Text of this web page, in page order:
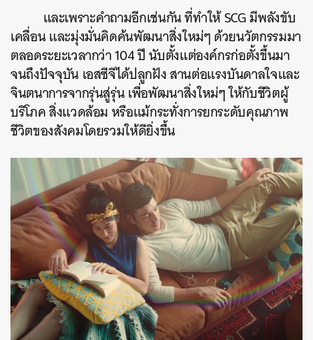
และเพราะคำถามอีกเช่นกัน ที่ทำให้ SCG มีพลังขับ
เคลื่อน และมุ่งมั่นคิดค้นพัฒนาสิ่งใหม่ๆ ด้วยนวัตกรรมมา
ตลอดระยะเวลากว่า 104 ปี นับตั้งแต่องค์กรก่อตั้งขึ้นมา
จนถึงปัจจุบัน เอสซีจีได้ปลูกฝัง สานต่อแรงบันดาลใจและ
จินตนาการจากรุ่นสู่รุ่น เพื่อพัฒนาสิ่งใหม่ๆ ให้กับชีวิตผู้
บริโภค สิ่งแวดล้อม หรือแม้กระทั่งการยกระดับคุณภาพ
ชีวิตของสังคมโดยรวมให้ดียิ่งขึ้น